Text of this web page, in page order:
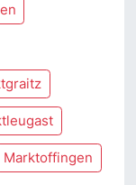
Marktoffingen